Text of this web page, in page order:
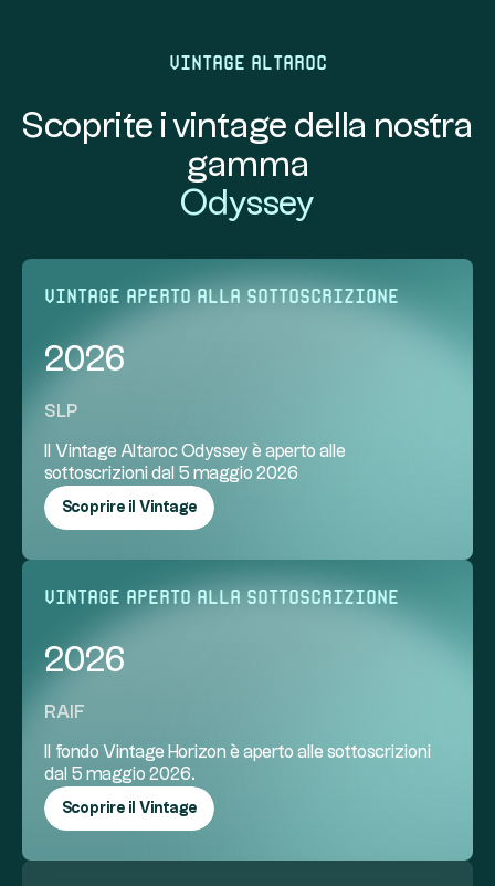
Vintage Altaroc
Scoprite i vintage della nostra
gamma
Odyssey
vintage aperto alla sottoscrizione
2026
SLP
Il Vintage Altaroc Odyssey è aperto alle
sottoscrizioni dal 5 maggio 2026
Scoprire il Vintage
vintage aperto alla sottoscrizione
2026
RAIF
Il fondo Vintage Horizon è aperto alle sottoscrizioni
dal 5 maggio 2026.
Scoprire il Vintage